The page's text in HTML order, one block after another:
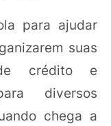
para ajudar
suas
crédito e
diversos
chega a